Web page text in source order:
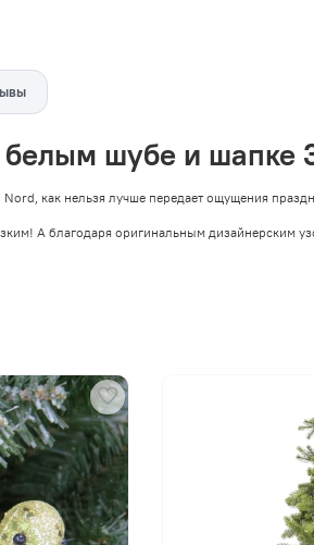
белым шубе и шапке
как нельзя лучше передает ощущения
А благодаря оригинальным дизайнерским